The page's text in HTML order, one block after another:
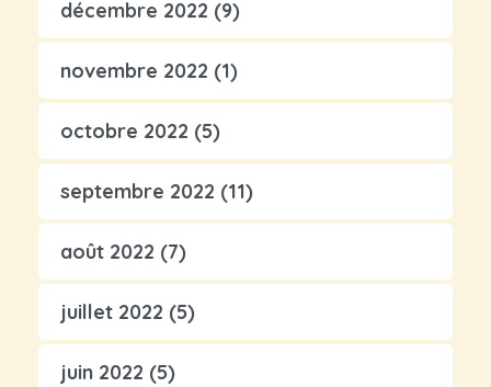
décembre 2022 (9)
novembre 2022 (1)
octobre 2022 (5)
septembre 2022 (11)
août 2022 (7)
juillet 2022 (5)
juin 2022 (5)